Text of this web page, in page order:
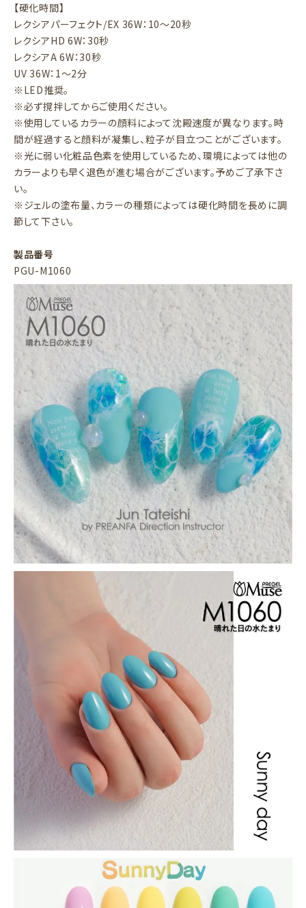
【硬化時間】
レクシアパーフェクト/EX 36W：10～20秒
レクシアHD 6W：30秒
レクシアA 6W：30秒
UV 36W：1～2分
※LED推奨。
※必ず撹拌してからご使用ください。
※使用しているカラーの顔料によって沈殿速度が異なります。時
間が経過すると顔料が凝集し、粒子が目立つことがございます。
※光に弱い化粧品色素を使用しているため、環境によっては他の
カラーよりも早く退色が進む場合がございます。予めご了承下さ
い。
※ジェルの塗布量、カラーの種類によっては硬化時間を長めに調
節して下さい。
製品番号
PGU-M1060